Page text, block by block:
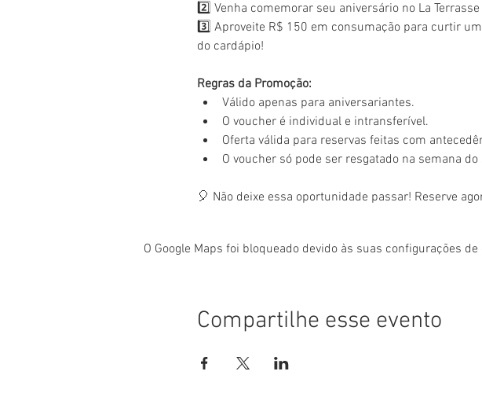
2️⃣ Venha comemorar seu aniversário no La
3️⃣ Aproveite R$ 150 em consumação para curtir
do cardápio!
Regras da Promoção:
Válido apenas para aniversariantes.
O voucher é individual e intransferível.
Oferta válida para reservas feitas com
O voucher só pode ser resgatado na semana
🎈 Não deixe essa oportunidade passar! Reserve
O Google Maps foi bloqueado devido às suas configurações
Compartilhe esse evento